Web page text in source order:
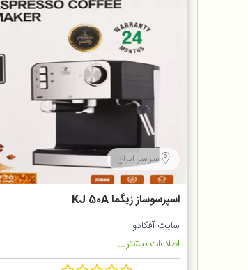
سراسر ایران
اسپرسوساز زیگما KJ 50A
سایت آفکادو
اطلاعات بیشتر...